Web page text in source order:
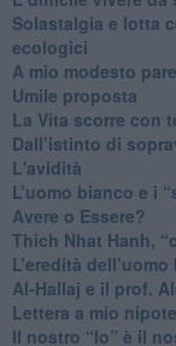
Solastalgia e lotta
ecologici
​A mio modesto
​Umile proposta
​La Vita scorre con
​Dall’istinto di
L'avidità
​L’uomo bianco e i
​Avere o Essere?
​Thich Nhat Hanh,
​L’eredità
Al-Hallaj e il prof.
​Lettera a mio
​Il nostro “Io” è il